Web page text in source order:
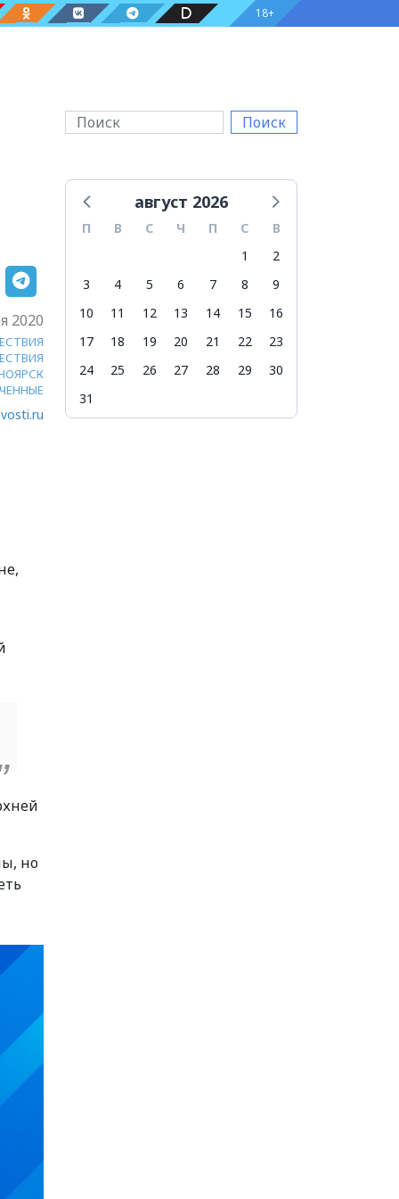
18+
Поиск
2020
но
август 2026
П В С Ч П С
В
1
2
3
4 5 6 7 8
9
10
11 12 13 14 15
16
17
18 19 20 21 22
23
24
25 26 27 28 29
30
31